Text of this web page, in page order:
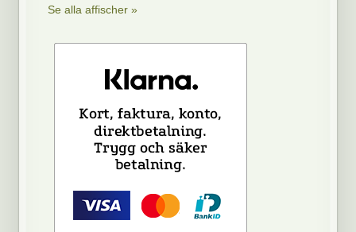
Se alla affischer »